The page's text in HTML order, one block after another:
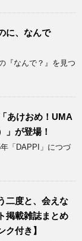
に、なんで
『なんで？』を見つ
あけおめ！UMA
」が登場！
「DAPPI」につづ
二度と、会えな
掲載雑誌まとめ
ク付き】